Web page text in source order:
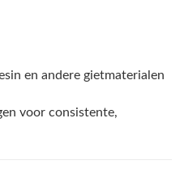
en andere gietmaterialen
voor consistente,